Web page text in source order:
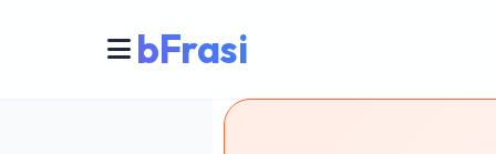
bFrasi